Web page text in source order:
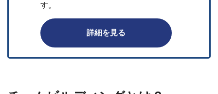
す。
詳細を見る